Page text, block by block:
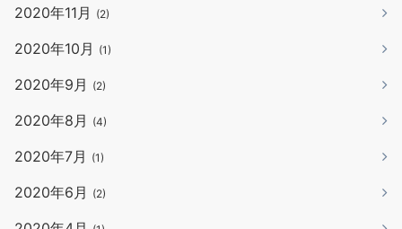
2020年11月 (2)
2020年10月 (1)
2020年9月 (2)
2020年8月 (4)
2020年7月 (1)
2020年6月 (2)